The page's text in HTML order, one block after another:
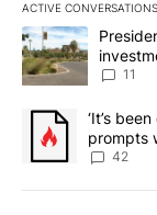
ACTIVE CONVERSATIONS
The following is a
A trending article
11
A trending article
‘It’s
prompts
42